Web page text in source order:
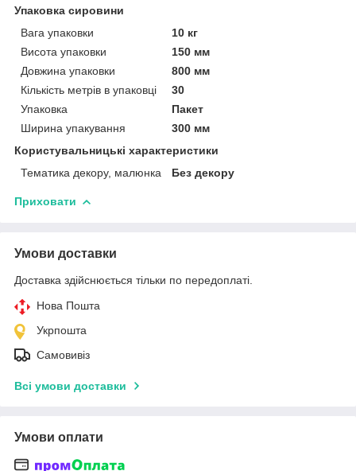
Упаковка сировини
Вага упаковки
10 кг
Висота упаковки
150 мм
Довжина упаковки
800 мм
Кількість метрів в упаковці
30
Упаковка
Пакет
Ширина упакування
300 мм
Користувальницькі характеристики
Тематика декору, малюнка
Без декору
Приховати
Умови доставки
Доставка здійснюється тільки по передоплаті.
Нова Пошта
Укрпошта
Самовивіз
Всі умови доставки
Умови оплати